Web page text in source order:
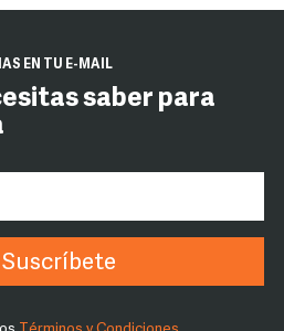
EN TU E-MAIL
saber para
Suscríbete